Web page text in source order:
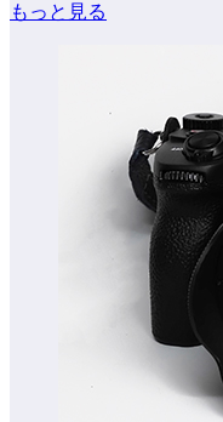
もっと見る